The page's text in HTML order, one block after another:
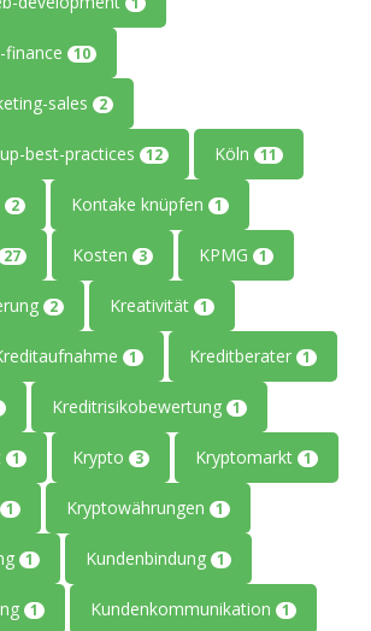
10
sales 2
best-practices 12 Köln 11
2 Kontake knüpfen 1
27 Kosten 3 KPMG 1
2 Kreativität 1
1 Kreditberater 1
Kreditrisikobewertung 1
1 Krypto 3 Kryptomarkt 1
1 Kryptowährungen 1
1 Kundenbindung 1
1 Kundenkommunikation 1